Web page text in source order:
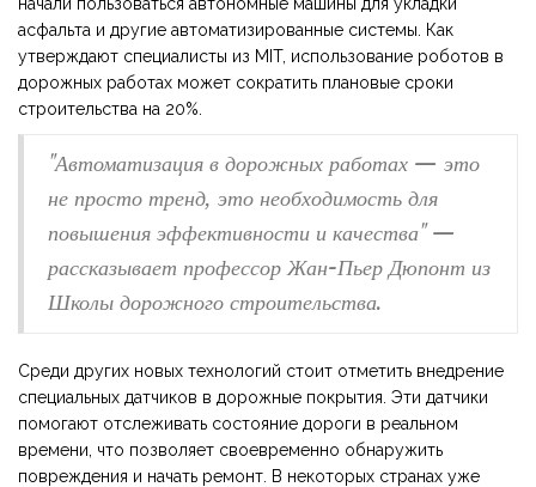
асфальта и другие автоматизированные системы. Как
утверждают специалисты из MIT, использование роботов в
дорожных работах может сократить плановые сроки
строительства на 20%.
"Автоматизация в дорожных работах — это
не просто тренд, это необходимость для
повышения эффективности и качества" —
рассказывает профессор Жан-Пьер Дюпонт из
Школы дорожного строительства.
Среди других новых технологий стоит отметить внедрение
специальных датчиков в дорожные покрытия. Эти датчики
помогают отслеживать состояние дороги в реальном
времени, что позволяет своевременно обнаружить
повреждения и начать ремонт. В некоторых странах уже